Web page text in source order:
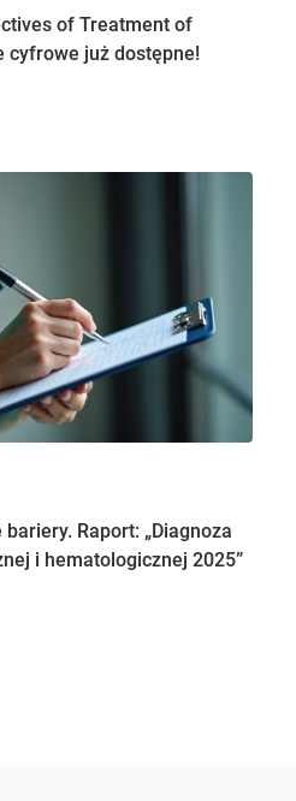
of Treatment of
cyfrowe już dostępne!
Raport: „Diagnoza
i hematologicznej 2025”